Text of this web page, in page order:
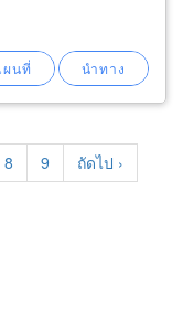
Page
8 Page
9
Next
page
ถัดไป ›